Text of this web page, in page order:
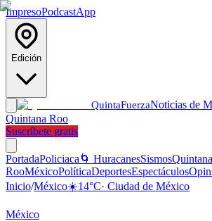
ImpresoPodcastApp
Edición
QuintaFuerzaNoticias de
Quintana Roo
Suscríbete gratis
PortadaPoliciaca 🌀 HuracanesSismosQuintana
RooMéxicoPolíticaDeportesEspectáculos
Inicio/México☀️14°C· Ciudad de México
México